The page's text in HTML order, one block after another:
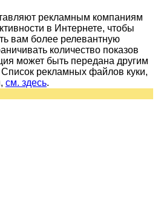
рекламным компаниям
в Интернете, чтобы
вам более релевантную
количество показов
может быть передана другим
рекламных файлов куки,
см. здесь.